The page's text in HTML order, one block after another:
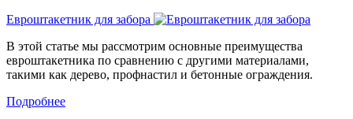
Евроштакетник для забора
В этой статье мы рассмотрим основные преимущества
евроштакетника по сравнению с другими материалами,
такими как дерево, профнастил и бетонные ограждения.
Подробнее